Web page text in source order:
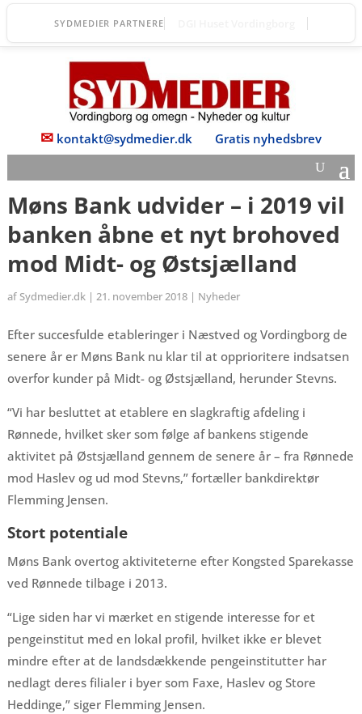
SYDMEDIER PARTNERE
✉ kontakt@sydmedier.dk Gratis nyhedsbrev
Møns Bank udvider – i 2019 vil
banken åbne et nyt brohoved
mod Midt- og Østsjælland
af Sydmedier.dk| 21. november 2018| Nyheder
Efter succesfulde etableringer i Næstved og Vordingborg de
senere år er Møns Bank nu klar til at opprioritere indsatsen
overfor kunder på Midt- og Østsjælland, herunder Stevns.
“Vi har besluttet at etablere en slagkraftig afdeling i
Rønnede, hvilket sker som følge af bankens stigende
aktivitet på Østsjælland gennem de senere år – fra Rønnede
mod Haslev og ud mod Stevns,” fortæller bankdirektør
Flemming Jensen.
Stort potentiale
Møns Bank overtog aktiviteterne efter Kongsted Sparekasse
ved Rønnede tilbage i 2013.
“Lige siden har vi mærket en stigende interesse for et
pengeinstitut med en lokal profil, hvilket ikke er blevet
mindre efter at de landsdækkende pengeinstitutter har
nedlagt deres filialer i byer som Faxe, Haslev og Store
Heddinge,” siger Flemming Jensen.